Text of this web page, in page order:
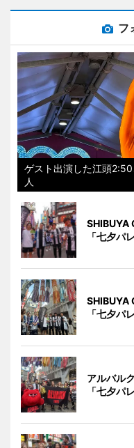
フ
ゲスト出演した江頭
人
SHIBUYA
「七夕パ
SHIBUYA
「七夕パ
アルバル
「七夕パ